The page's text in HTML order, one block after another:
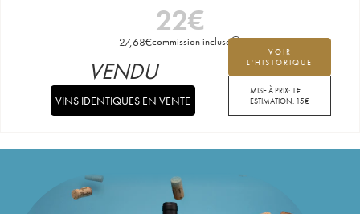
22€
27,68€commission incluse
VOIR
L'HISTORIQUE
MISE À PRIX: 1€
ESTIMATION: 15€
VENDU
VINS IDENTIQUES EN VENTE